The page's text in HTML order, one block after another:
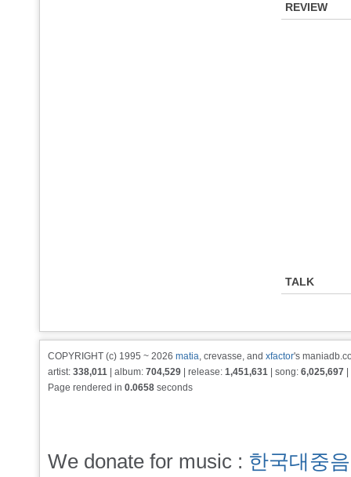
REVIEW
TALK
COPYRIGHT (c) 1995 ~ 2026 matia, crevasse, and xfactor's
artist: 338,011 | album: 704,529 | release: 1,451,631 | song: 6,025,697
Page rendered in 0.0658 seconds
We donate for music : 한국대중